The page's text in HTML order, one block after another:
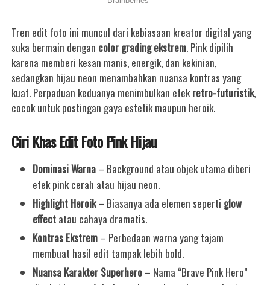
Tren edit foto ini muncul dari kebiasaan kreator digital yang
suka bermain dengan color grading ekstrem. Pink dipilih
karena memberi kesan manis, energik, dan kekinian,
sedangkan hijau neon menambahkan nuansa kontras yang
kuat. Perpaduan keduanya menimbulkan efekretro-futuristik,
cocok untuk postingan gaya estetik maupun heroik.
Ciri Khas Edit Foto Pink Hijau
Dominasi Warna – Background atau objek utama diberi
efek pink cerah atau hijau neon.
Highlight Heroik– Biasanya ada elemen seperti glow
effect atau cahaya dramatis.
Kontras Ekstrem – Perbedaan warna yang tajam
membuat hasil edit tampak lebih bold.
Nuansa Karakter Superhero – Nama “Brave Pink Hero”